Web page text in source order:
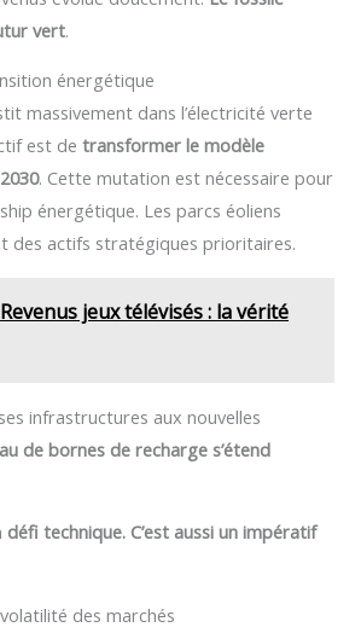
vert.
énergétique
massivement dans l’électricité verte
est detransformer le modèle
. Cette mutation est nécessaire pour
énergétique. Les parcs éoliens
des actifs stratégiques prioritaires.
Revenus jeux télévisés : la vérité
infrastructures aux nouvelles
de bornes de recharge s’étend
défi technique. C’est aussi un impératif
des marchés